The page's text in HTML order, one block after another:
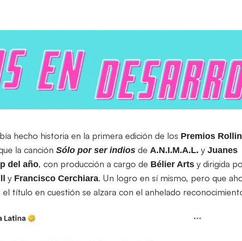
hecho historia en la primera edición de los Premios
la canción Sólo por ser indios de A.N.I.M.A.L. y Juanes
del año, con producción a cargo de Bélier Arts y dirigida
y Francisco Cerchiara. Un logro en sí mismo, pero que
título en cuestión se alzara con el anhelado